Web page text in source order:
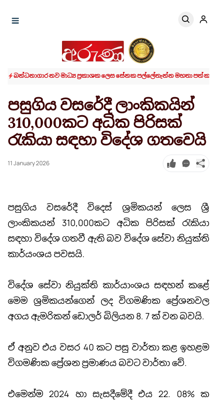
බන්ධනාගාර නව මාධ්‍ය ප්‍රකාශක ලෙස සේනක පල්ලේතැන්න මහතා පත්
පසුගිය වසරේදී ලාංකිකයින්
310,000කට අධික පිරිසක්
රැකියා සඳහා විදේශ ගතවෙයි
11 January 2026
පසුගිය වසරේදී විදෙස් ශ්‍රමිකයන් ලෙස ශ්‍රී
ලාංකිකයන් 310,000කට අධික පිරිසක් රැකියා
සඳහා විදේශ ගතවී ඇති බව විදේශ සේවා නියුක්ති
කාර්යංශය පවසයි.
විදේශ සේවා නියුක්ති කාර්යාංශය සඳහන් කළේ
මෙම ශ්‍රමිකයන්ගෙන් ලද විගමණික ප්‍රේශනවල
අගය ඇමරිකන් ඩොලර් බිලියන 8. 7 ක් වන බවයි.
ඒ අනුව එය වසර 40 කට පසු වාර්තා කළ ඉහළම
විගමණික ප්‍රේශන ප්‍රමාණය බවට වාර්තා වේ.
එමෙන්ම 2024 හා සැසදීමේදී එය 22. 08% ක